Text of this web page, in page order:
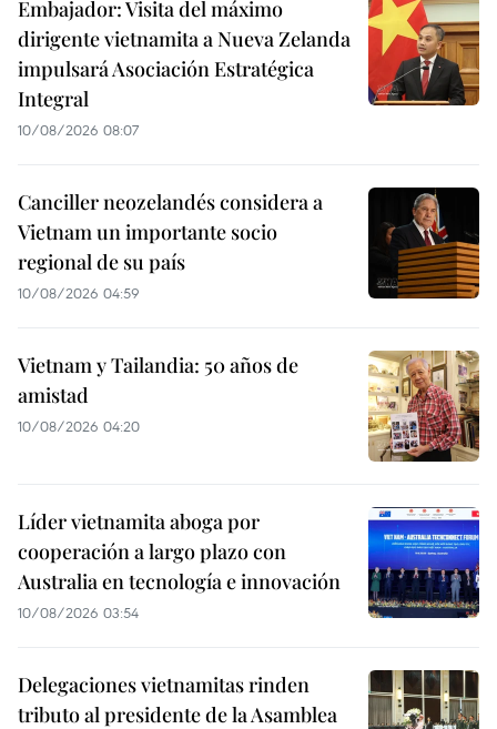
Embajador: Visita del máximo
dirigente vietnamita a Nueva Zelanda
impulsará Asociación Estratégica
Integral
10/08/2026 08:07
Canciller neozelandés considera a
Vietnam un importante socio
regional de su país
10/08/2026 04:59
Vietnam y Tailandia: 50 años de
amistad
10/08/2026 04:20
Líder vietnamita aboga por
cooperación a largo plazo con
Australia en tecnología e innovación
10/08/2026 03:54
Delegaciones vietnamitas rinden
tributo al presidente de la Asamblea